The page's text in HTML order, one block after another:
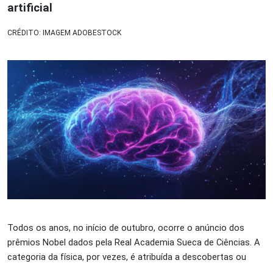
artificial
CRÉDITO: IMAGEM ADOBESTOCK
Todos os anos, no início de outubro, ocorre o anúncio dos
prêmios Nobel dados pela Real Academia Sueca de Ciências. A
categoria da física, por vezes, é atribuída a descobertas ou